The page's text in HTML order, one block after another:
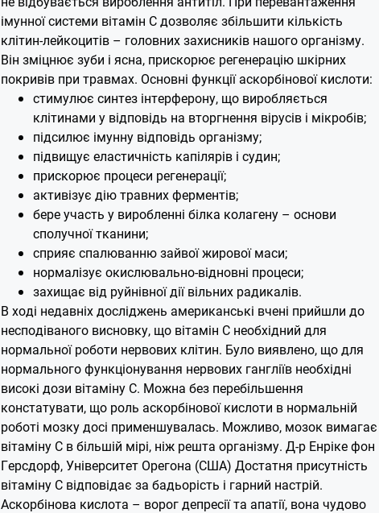
імунної системи вітамін С дозволяє збільшити кількість
клітин-лейкоцитів – головних захисників нашого організму.
Він зміцнює зуби і ясна, прискорює регенерацію шкірних
покривів при травмах. Основні функції аскорбінової кислоти:
стимулює синтез інтерферону, що виробляється
клітинами у відповідь на вторгнення вірусів і мікробів;
підсилює імунну відповідь організму;
підвищує еластичність капілярів і судин;
прискорює процеси регенерації;
активізує дію травних ферментів;
бере участь у виробленні білка колагену – основи
сполучної тканини;
сприяє спалюванню зайвої жирової маси;
нормалізує окислювально-відновні процеси;
захищає від руйнівної дії вільних радикалів.
В ході недавніх досліджень американські вчені прийшли до
несподіваного висновку, що вітамін С необхідний для
нормальної роботи нервових клітин. Було виявлено, що для
нормального функціонування нервових гангліїв необхідні
високі дози вітаміну С. Можна без перебільшення
констатувати, що роль аскорбінової кислоти в нормальній
роботі мозку досі применшувалась. Можливо, мозок вимагає
вітаміну С в більшій мірі, ніж решта організму. Д-р Енріке фон
Герсдорф, Університет Орегона (США) Достатня присутність
вітаміну С відповідає за бадьорість і гарний настрій.
Аскорбінова кислота – ворог депресії та апатії, вона чудово